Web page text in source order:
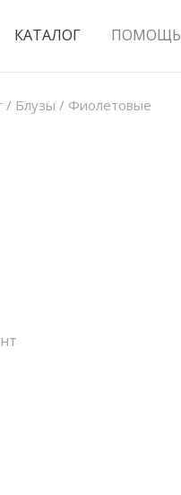
КАТАЛОГ ПОМОЩЬ
/ Блузы / Фиолетовые